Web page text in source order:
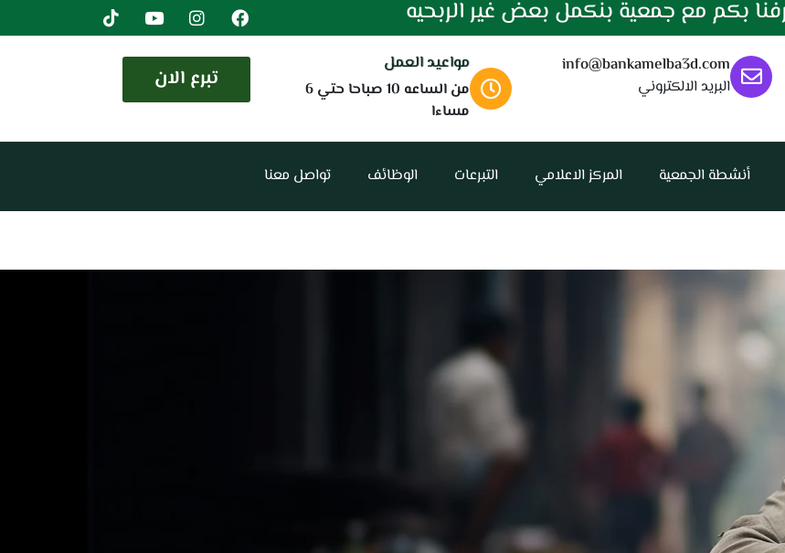
بكم مع جمعية بنكمل بعض غير الربحيه
info@bankamelba3d.com
البريد الالكتروني
مواعيد العمل
من الساعه 10 صباحا حتي 6
مساءا
تبرع الان
أنشطة الجمعية المركز الاعلامي التبرعات الوظائف تواصل معنا